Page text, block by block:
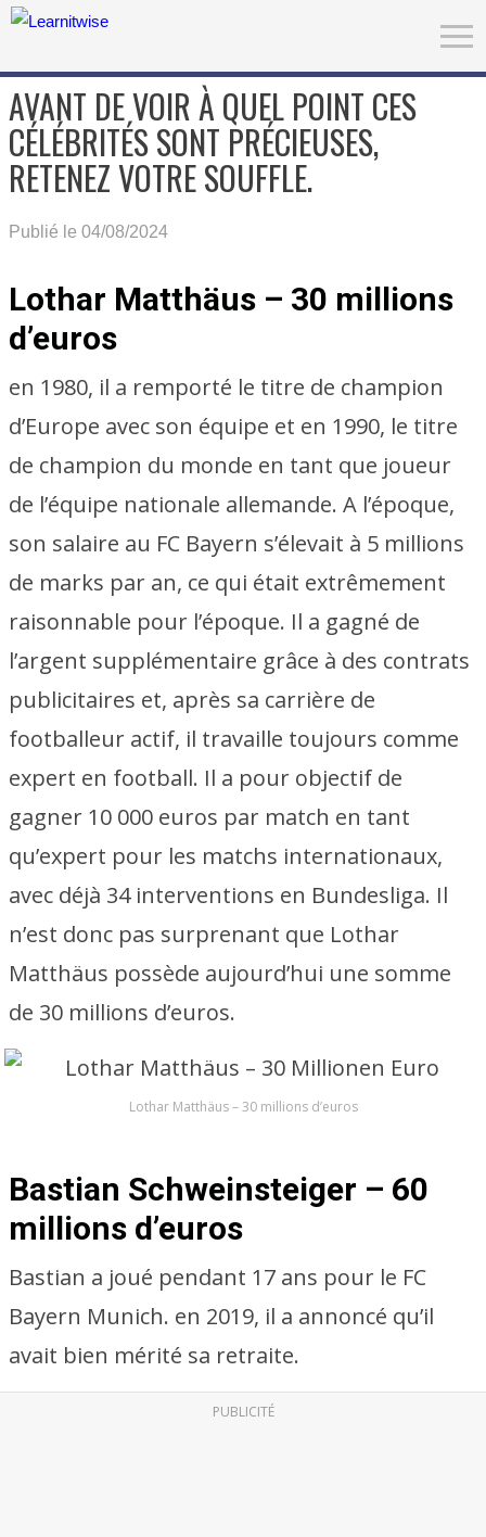
AVANT DE VOIR À QUEL POINT CES
CÉLÉBRITÉS SONT PRÉCIEUSES,
RETENEZ VOTRE SOUFFLE.
Publié le 04/08/2024
Lothar Matthäus – 30 millions
d’euros
en 1980, il a remporté le titre de champion
d’Europe avec son équipe et en 1990, le titre
de champion du monde en tant que joueur
de l’équipe nationale allemande. A l’époque,
son salaire au FC Bayern s’élevait à 5 millions
de marks par an, ce qui était extrêmement
raisonnable pour l’époque. Il a gagné de
l’argent supplémentaire grâce à des contrats
publicitaires et, après sa carrière de
footballeur actif, il travaille toujours comme
expert en football. Il a pour objectif de
gagner 10 000 euros par match en tant
qu’expert pour les matchs internationaux,
avec déjà 34 interventions en Bundesliga. Il
n’est donc pas surprenant que Lothar
Matthäus possède aujourd’hui une somme
de 30 millions d’euros.
Lothar Matthäus – 30 millions d’euros
Bastian Schweinsteiger – 60
millions d’euros
Bastian a joué pendant 17 ans pour le FC
Bayern Munich. en 2019, il a annoncé qu’il
avait bien mérité sa retraite.
PUBLICITÉ